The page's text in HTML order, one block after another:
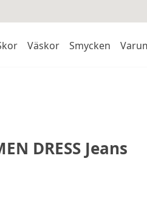
Väskor Smycken
DRESS Jeans